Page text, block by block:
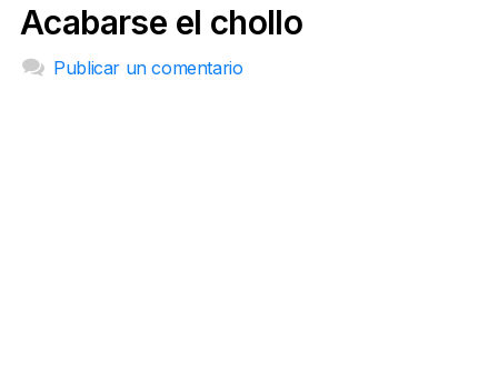
Acabarse el chollo
Publicar un comentario